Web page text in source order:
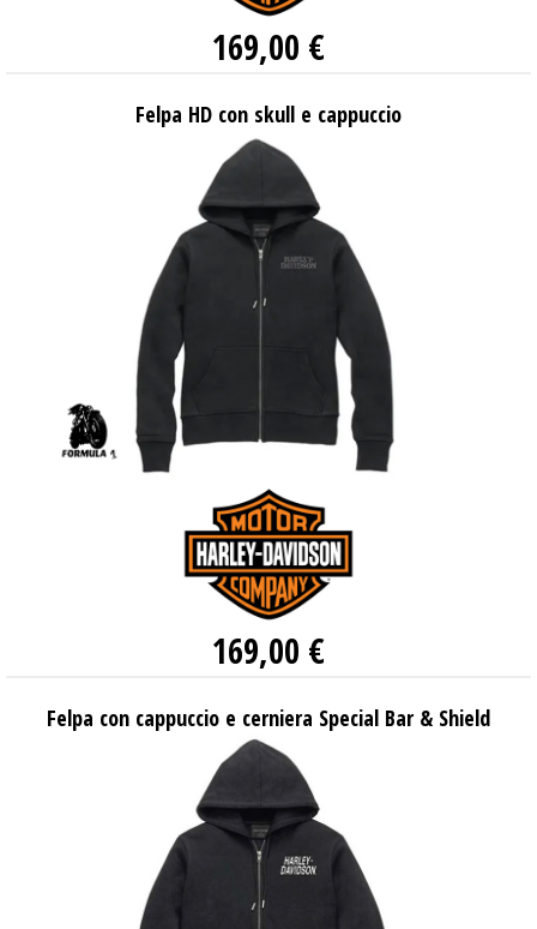
169,00 €
Felpa HD con skull e cappuccio
169,00 €
Felpa con cappuccio e cerniera Special Bar & Shield